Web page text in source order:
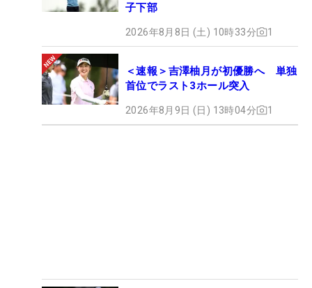
子下部
2026年8月8日 (土) 10時33分 1
＜速報＞吉澤柚月が初優勝へ 単独
首位でラスト3ホール突入
2026年8月9日 (日) 13時04分 1